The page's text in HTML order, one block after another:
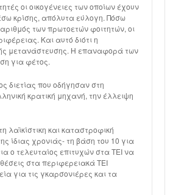
οι οικογένειες των οποίων έχουν
κρίσης, απόλυτα εύλογη. Πόσω
των πρωτοετών φοιτητών, οι
Και αυτό διότι η
μετανάστευσης. Η επαναφορά των
για φέτος.
διετίας που οδήγησαν στη
κρατική μηχανή, την έλλειψη
και καταστροφική
ίδιας χρονιάς- τη βάση του 10 για
ο τελευταίος επιτυχών στα ΤΕΙ να
στα περιφερειακά ΤΕΙ
για τις γκαρσονιέρες και τα